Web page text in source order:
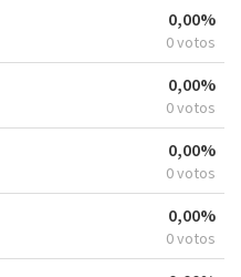
0,00%
0 votos
0,00%
0 votos
0,00%
0 votos
0,00%
0 votos